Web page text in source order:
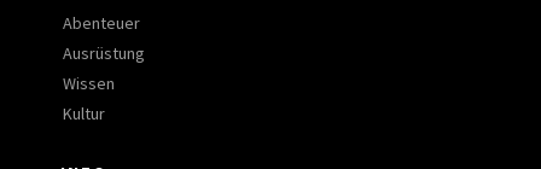
Abenteuer
Ausrüstung
Wissen
Kultur